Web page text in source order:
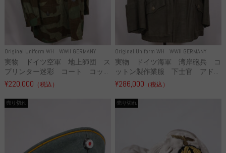
Original Uniform WH WWII GERMANY
実物 ドイツ空軍 地上師団 ス
プリンター迷彩 コート コッ...
¥220,000 （税込）
Original Uniform WH WWII GERMANY
実物 ドイツ海軍 湾岸砲兵 コ
ットン製作業服 下士官 アド...
¥286,000 （税込）
売り切れ 売り切れ